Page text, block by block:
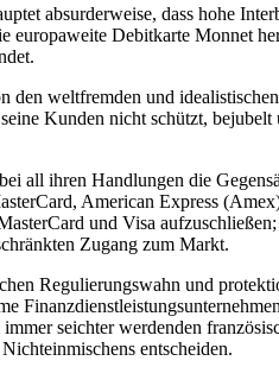
absurderweise, dass hohe
europaweite Debitkarte Monnet
den weltfremden und
Kunden nicht schützt,
all ihren Handlungen die
American Express
und Visa
Zugang zum Markt.
Regulierungswahn und
immer seichter werdenden
entscheiden.